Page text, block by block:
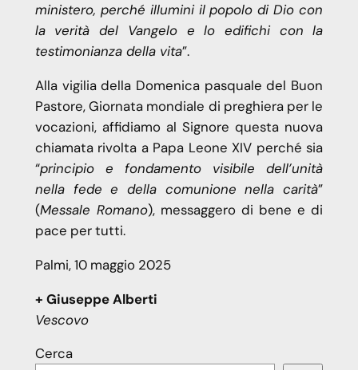
ministero, perché illumini il popolo di Dio con
la verità del Vangelo e lo edifichi con la
testimonianza della vita”.
Alla vigilia della Domenica pasquale del Buon
Pastore, Giornata mondiale di preghiera per le
vocazioni, affidiamo al Signore questa nuova
chiamata rivolta a Papa Leone XIV perché sia
“principio e fondamento visibile dell’unità
nella fede e della comunione nella carità”
(Messale Romano), messaggero di bene e di
pace per tutti.
Palmi, 10 maggio 2025
+ Giuseppe Alberti
Vescovo
Cerca